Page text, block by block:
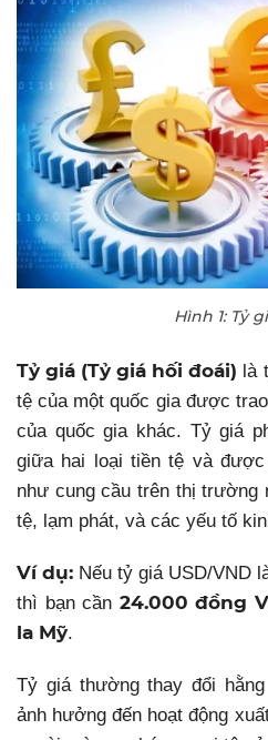
Hình 1: Tỷ
Tỷ giá (Tỷ giá hối đoái) là
tệ của một quốc gia được
của quốc gia khác. Tỷ giá
giữa hai loại tiền tệ và
như cung cầu trên thị trường
tệ, lạm phát, và các yếu tố
Ví dụ: Nếu tỷ giá USD/VND
thì bạn cần 24.000 đồng
la Mỹ.
Tỷ giá thường thay đổi
ảnh hưởng đến hoạt động